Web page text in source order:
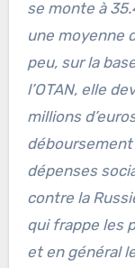
se monte à
une moyenne
peu, sur la
l’OTAN, elle
millions
déboursement
dépenses
contre la
qui frappe les
et en général